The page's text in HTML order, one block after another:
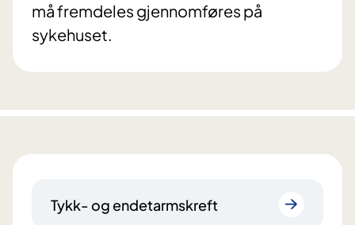
må fremdeles gjennomføres på
sykehuset.
Tykk- og endetarmskreft